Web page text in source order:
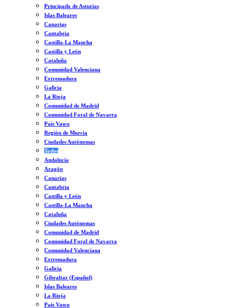
Principado de Asturias
Islas Baleares
Canarias
Cantabria
Castilla-La Mancha
Castilla y León
Cataluña
Comunidad Valenciana
Extremadura
Galicia
La Rioja
Comunidad de Madrid
Comunidad Foral de Navarra
País Vasco
Región de Murcia
Ciudades Autónomas
Todos
Andalucía
Aragón
Canarias
Cantabria
Castilla y León
Castilla-La Mancha
Cataluña
Ciudades Autónomas
Comunidad de Madrid
Comunidad Foral de Navarra
Comunidad Valenciana
Extremadura
Galicia
Gibraltar (Español)
Islas Baleares
La Rioja
País Vasco